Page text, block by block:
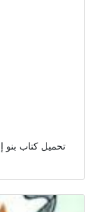
تحميل كتاب بنو